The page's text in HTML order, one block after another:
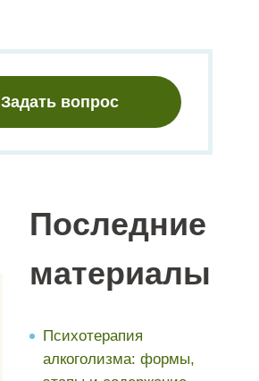
Задать вопрос
Последние
материалы
Психотерапия
алкоголизма: формы,